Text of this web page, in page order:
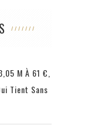
M À 61 €,
Tient Sans